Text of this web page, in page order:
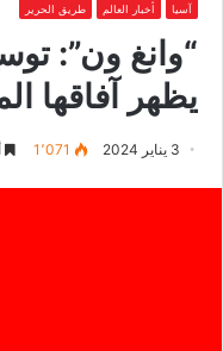
آسيا أخبار العالم طريق الحرير
“وانغ ون”:
يظهر آفاقها
3 يناير 2024 1٬071